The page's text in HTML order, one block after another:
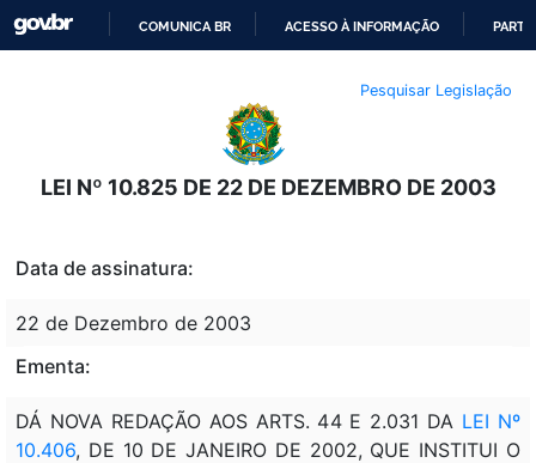
O
CONTEÚDO
COMUNICA BR ACESSO À INFORMAÇÃO
Pesquisar Legislação
LEI Nº 10.825 DE 22 DE DEZEMBRO DE 2003
Data de assinatura:
22 de Dezembro de 2003
Ementa:
DÁ NOVA REDAÇÃO AOS ARTS. 44 E 2.031 DA LEI Nº
10.406, DE 10 DE JANEIRO DE 2002, QUE INSTITUI O